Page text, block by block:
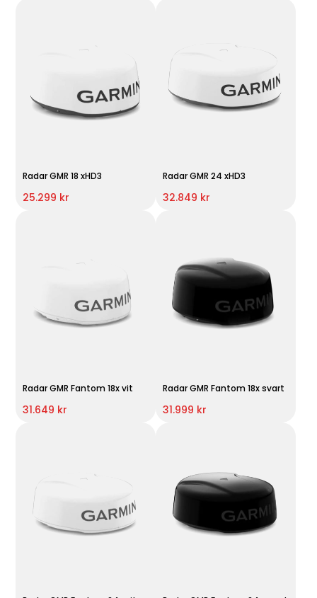
Radar GMR 18 xHD3
25.299 kr
Radar GMR 24 xHD3
32.849 kr
Radar GMR Fantom 18x vit
31.649 kr
Radar GMR Fantom 18x svart
31.999 kr